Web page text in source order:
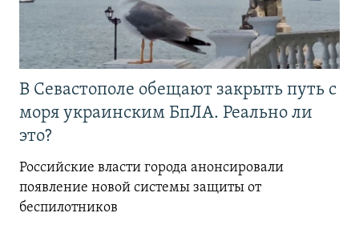
В Севастополе обещают закрыть путь с
моря украинским БпЛА. Реально ли
это?
Российские власти города анонсировали
появление новой системы защиты от
беспилотников